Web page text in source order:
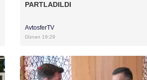
PARTLADILDI
AvtosferTV
Dünən 19:29